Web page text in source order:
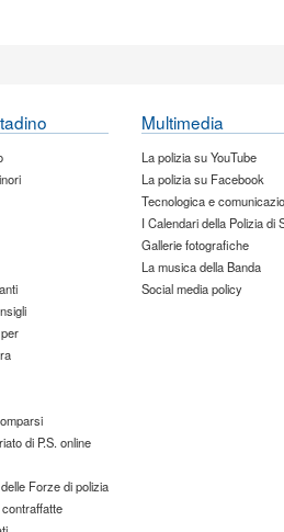
di P.S. online
Forze di polizia
Multimedia
La polizia su YouTube
La polizia su Facebook
Tecnologica e
I Calendari della Polizia di
Gallerie fotografiche
La musica della Banda
Social media policy